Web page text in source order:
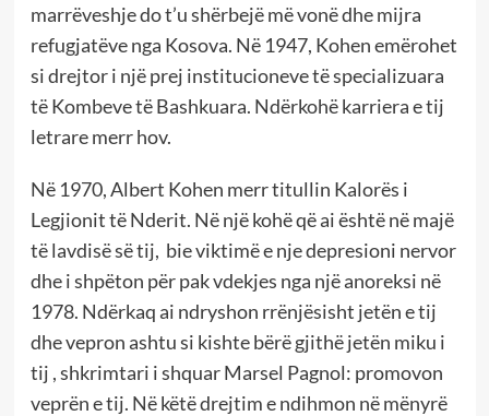
marrëveshje do t’u shërbejë më vonë dhe mijra
refugjatëve nga Kosova. Në 1947, Kohen emërohet
si drejtor i një prej institucioneve të specializuara
të Kombeve të Bashkuara. Ndërkohë karriera e tij
letrare merr hov.
Në 1970, Albert Kohen merr titullin Kalorës i
Legjionit të Nderit. Në një kohë që ai është në majë
të lavdisë së tij, bie viktimë e nje depresioni nervor
dhe i shpëton për pak vdekjes nga një anoreksi në
1978. Ndërkaq ai ndryshon rrënjësisht jetën e tij
dhe vepron ashtu si kishte bërë gjithë jetën miku i
tij , shkrimtari i shquar Marsel Pagnol: promovon
veprën e tij. Në këtë drejtim e ndihmon në mënyrë